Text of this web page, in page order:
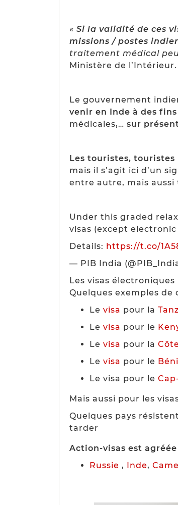
« Si la validité de ces
missions / postes
traitement médical
Ministère de l’Intérieur.
Le gouvernement
venir en Inde à des
médicales,… sur
Les touristes,
mais il s’agit ici d’un
entre autre, mais
Under this graded
visas (except electronic
Details: https://t.co/
— PIB India
Les visas
Quelques exemples
Le visa pour la
Le visa pour le
Le visa pour la
Le visa pour le
Le visa pour le
Mais aussi pour les
Quelques pays
tarder
Action-visas est
Russie , Inde,